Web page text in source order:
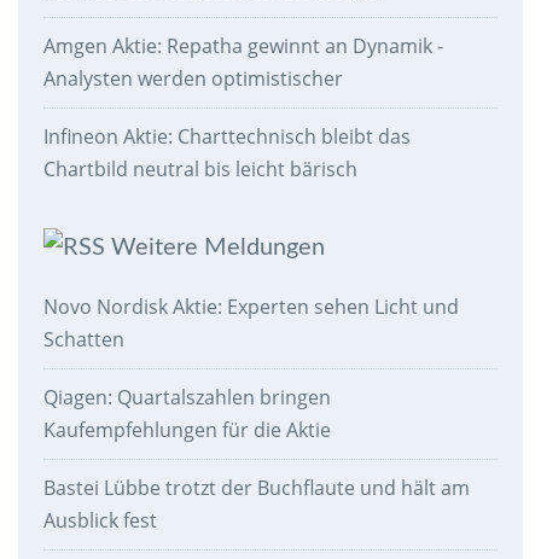
Amgen Aktie: Repatha gewinnt an Dynamik -
Analysten werden optimistischer
Infineon Aktie: Charttechnisch bleibt das
Chartbild neutral bis leicht bärisch
Weitere Meldungen
Novo Nordisk Aktie: Experten sehen Licht und
Schatten
Qiagen: Quartalszahlen bringen
Kaufempfehlungen für die Aktie
Bastei Lübbe trotzt der Buchflaute und hält am
Ausblick fest